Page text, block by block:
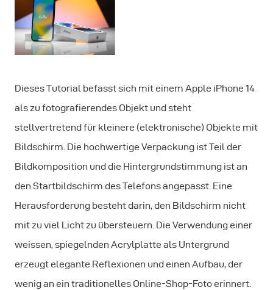
Dieses Tutorial befasst sich mit einem Apple iPhone 14
als zu fotografierendes Objekt und steht
stellvertretend für kleinere (elektronische) Objekte mit
Bildschirm. Die hochwertige Verpackung ist Teil der
Bildkomposition und die Hintergrundstimmung ist an
den Startbildschirm des Telefons angepasst. Eine
Herausforderung besteht darin, den Bildschirm nicht
mit zu viel Licht zu übersteuern. Die Verwendung einer
weissen, spiegelnden Acrylplatte als Untergrund
erzeugt elegante Reflexionen und einen Aufbau, der
wenig an ein traditionelles Online-Shop-Foto erinnert.